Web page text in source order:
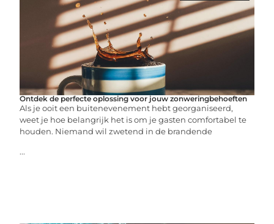
Ontdek de perfecte oplossing voor jouw zonweringbehoeften
Als je ooit een buitenevenement hebt georganiseerd,
weet je hoe belangrijk het is om je gasten comfortabel te
houden. Niemand wil zwetend in de brandende
...